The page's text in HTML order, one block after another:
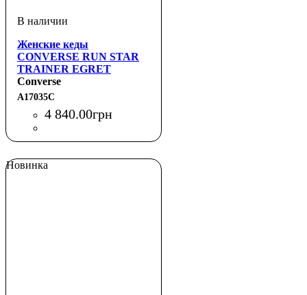
Женские кеды
CONVERSE RUN STAR
TRAINER EGRET
Converse
A17035C
4 840.00грн
Новинка